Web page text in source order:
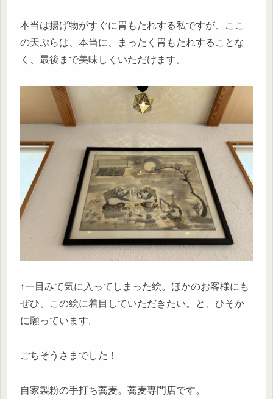
本当は揚げ物がすぐに胃もたれする私ですが、ここ
の天ぷらは、本当に、まったく胃もたれすることな
く、最後まで美味しくいただけます。
↑一目みて気に入ってしまった絵。ほかのお客様にも
ぜひ、この絵に着目していただきたい。と、ひそか
に願っています。
ごちそうさまでした！
自家製粉の手打ち蕎麦。蕎麦専門店です。